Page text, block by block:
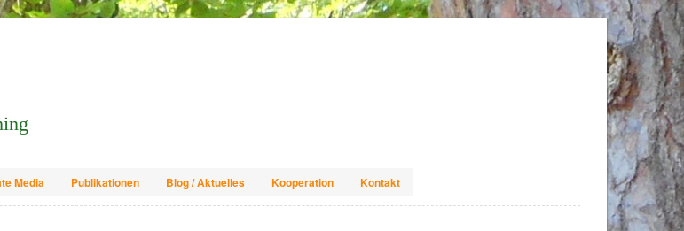
Media Publikationen Blog / Aktuelles Kooperation Kontakt